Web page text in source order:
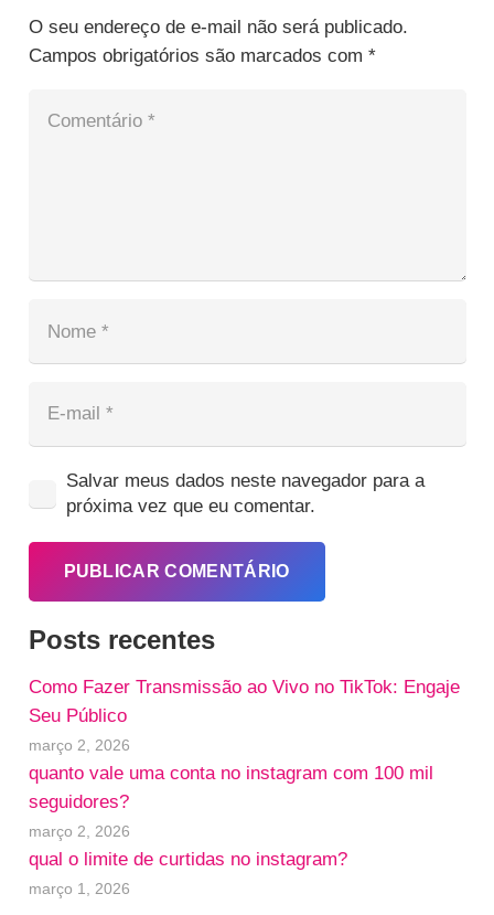
O seu endereço de e-mail não será publicado.
Campos obrigatórios são marcados com *
Salvar meus dados neste navegador para a
próxima vez que eu comentar.
PUBLICAR COMENTÁRIO
Posts recentes
Como Fazer Transmissão ao Vivo no TikTok: Engaje
Seu Público
março 2, 2026
quanto vale uma conta no instagram com 100 mil
seguidores?
março 2, 2026
qual o limite de curtidas no instagram?
março 1, 2026